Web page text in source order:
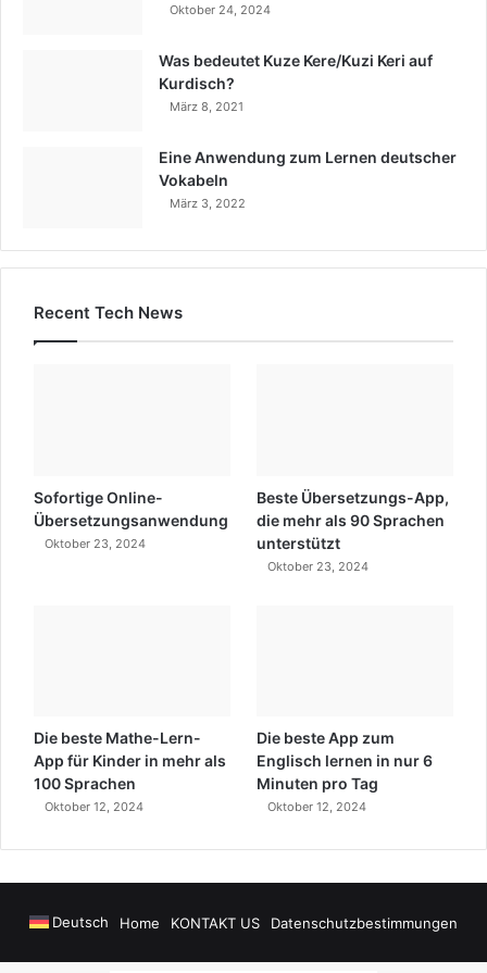
Oktober 24, 2024
Was bedeutet Kuze Kere/Kuzi Keri auf
Kurdisch?
März 8, 2021
Eine Anwendung zum Lernen deutscher
Vokabeln
März 3, 2022
Recent Tech News
Sofortige Online-
Übersetzungsanwendung
Oktober 23, 2024
Beste Übersetzungs-App,
die mehr als 90 Sprachen
unterstützt
Oktober 23, 2024
Die beste Mathe-Lern-
App für Kinder in mehr als
100 Sprachen
Oktober 12, 2024
Die beste App zum
Englisch lernen in nur 6
Minuten pro Tag
Oktober 12, 2024
Deutsch Home KONTAKT US Datenschutzbestimmungen